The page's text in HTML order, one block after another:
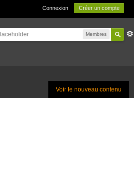
Connexion Créer un compte
Membres
Voir le nouveau contenu